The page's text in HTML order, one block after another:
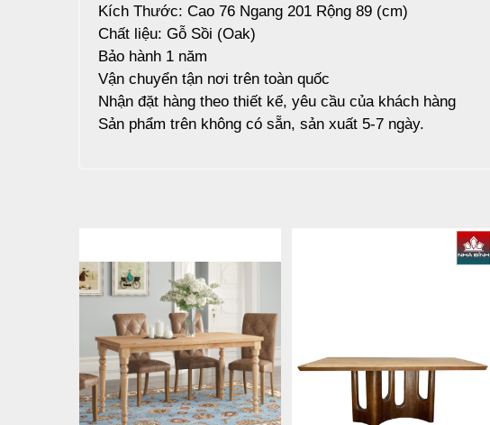
Kích Thước: Cao 76 Ngang 201 Rộng 89 (cm)
Chất liệu: Gỗ Sồi (Oak)
Bảo hành 1 năm
Vận chuyển tận nơi trên toàn quốc
Nhận đặt hàng theo thiết kế, yêu cầu của khách hàng
Sản phẩm trên không có sẵn, sản xuất 5-7 ngày.